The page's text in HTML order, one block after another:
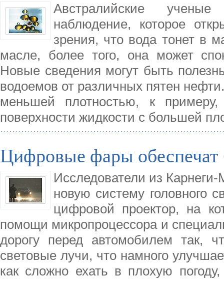
Австралийские
наблюдение, которое
зрения, что вода тонет в
масле, более того, она может
Новые сведения могут быть
водоемов от различных пятен
меньшей плотностью, к
поверхности жидкости с большей
Цифровые фары обеспечат
Исследователи из
новую систему
цифровой проектор, на
помощи микропроцессора и
дорогу перед автомобилем так,
световые лучи, что намного
как сложно ехать в плохую